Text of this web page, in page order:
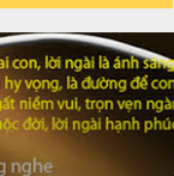
// VIEW MORE BY AUDIO